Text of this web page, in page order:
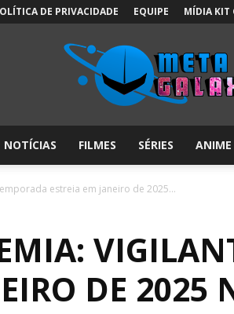
DE PRIVACIDADE EQUIPE MÍDIA KIT
Galáxia:
NOTÍCIAS FILMES SÉRIES
estreia em janeiro de 2025...
DE 2025